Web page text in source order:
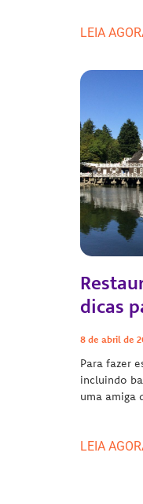
LEIA
dicas
8 de abril de
Para fazer
incluindo
uma amiga
LEIA